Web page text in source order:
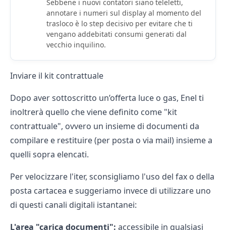
Sebbene i nuovi contatori siano teleletti,
annotare i numeri sul display al momento del
trasloco è lo step decisivo per evitare che ti
vengano addebitati consumi generati dal
vecchio inquilino.
Inviare il kit contrattuale
Dopo aver sottoscritto un’offerta luce o gas, Enel ti
inoltrerà quello che viene definito come "kit
contrattuale", ovvero un insieme di documenti da
compilare e restituire (per posta o via mail) insieme a
quelli sopra elencati.
Per velocizzare l'iter, sconsigliamo l'uso del fax o della
posta cartacea e suggeriamo invece di utilizzare uno
di questi canali digitali istantanei:
L'area "carica documenti": accessibile in qualsiasi